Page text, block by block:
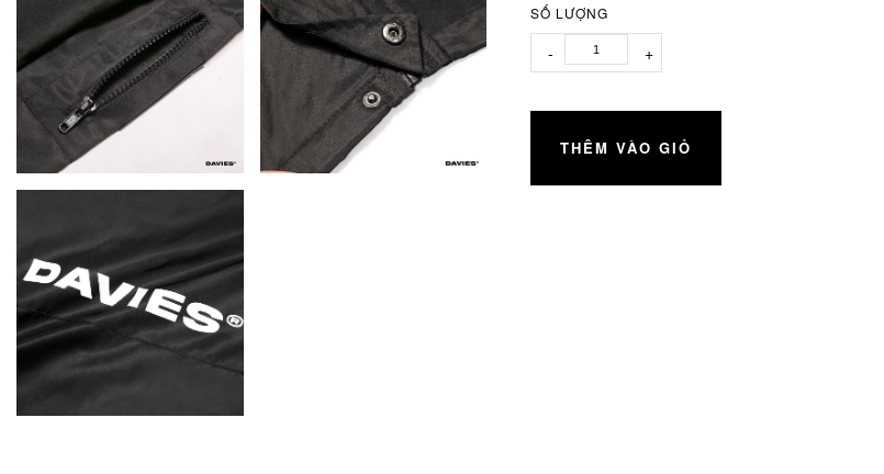
SỐ LƯỢNG
- +
THÊM VÀO GIỎ